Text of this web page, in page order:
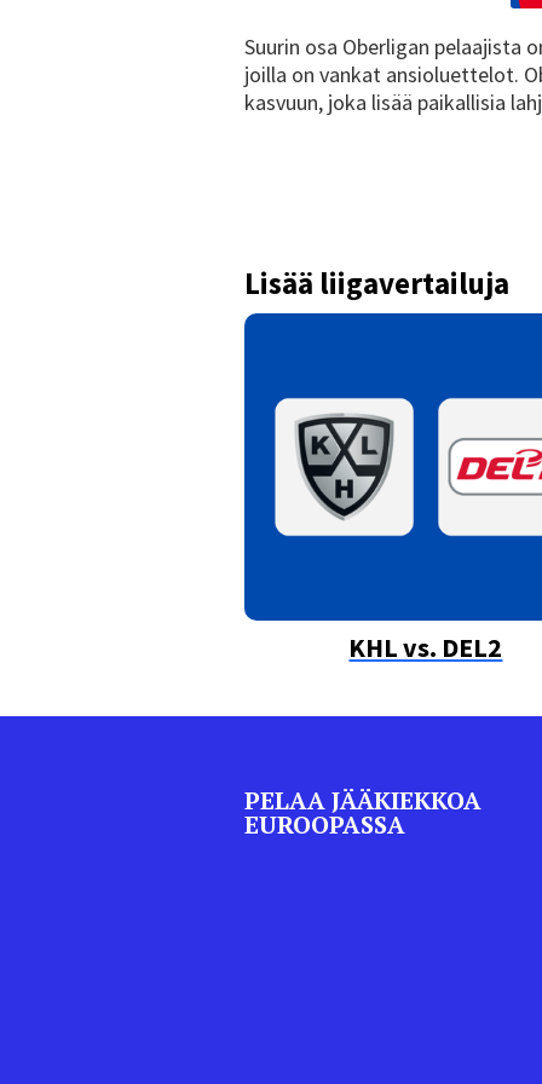
Suurin osa Oberligan pelaajista
joilla on vankat ansioluettelot.
kasvuun, joka lisää paikallisia
Lisää liigavertailuja
KHL vs. DEL2
PELAA JÄÄKIEKKOA
EUROOPASSA